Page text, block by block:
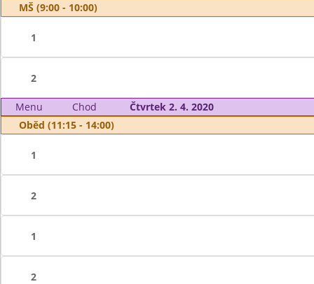
MŠ (9:00 - 10:00)
1
2
Menu Chod
Čtvrtek 2. 4. 2020
Oběd (11:15 - 14:00)
1
2
1
2